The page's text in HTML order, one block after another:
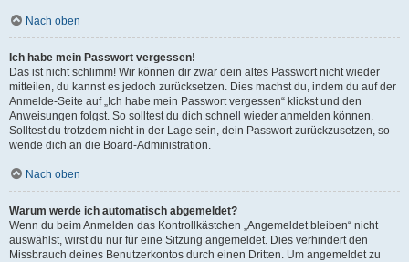
Nach oben
Ich habe mein Passwort vergessen!
Das ist nicht schlimm! Wir können dir zwar dein altes Passwort nicht wieder
mitteilen, du kannst es jedoch zurücksetzen. Dies machst du, indem du auf der
Anmelde-Seite auf „Ich habe mein Passwort vergessen“ klickst und den
Anweisungen folgst. So solltest du dich schnell wieder anmelden können.
Solltest du trotzdem nicht in der Lage sein, dein Passwort zurückzusetzen, so
wende dich an die Board-Administration.
Nach oben
Warum werde ich automatisch abgemeldet?
Wenn du beim Anmelden das Kontrollkästchen „Angemeldet bleiben“ nicht
auswählst, wirst du nur für eine Sitzung angemeldet. Dies verhindert den
Missbrauch deines Benutzerkontos durch einen Dritten. Um angemeldet zu